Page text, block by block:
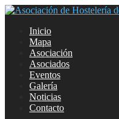
Inicio
Mapa
Asociación
Asociados
Eventos
Galería
Noticias
Contacto